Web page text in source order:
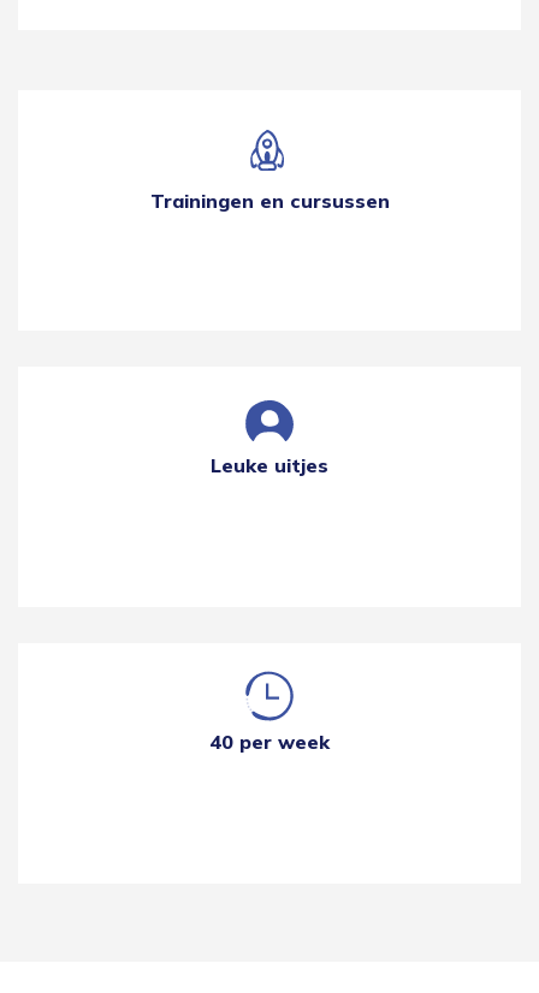
Trainingen en cursussen
Leuke uitjes
40 per week